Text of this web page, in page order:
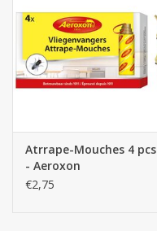
Atrrape-Mouches 4 pcs
- Aeroxon
€2,75